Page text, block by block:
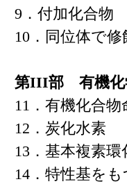
9．付加化合物
10．同位体で
第III部 有機化
11．有機化合
12．炭化水素
13．基本複素環
14．特性基を